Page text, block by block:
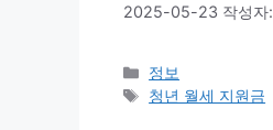
2025-05-23 작성자:
카
테
정보
태
청년 월세 지원금